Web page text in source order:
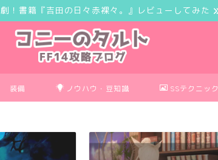
！書籍『吉田の日々赤裸々。』レビューしてみた
装備 ノウハウ・豆知識 SSテクニック